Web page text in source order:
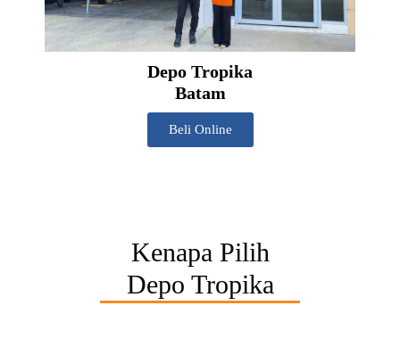
Depo Tropika
Batam
Beli Online
Kenapa Pilih
Depo Tropika